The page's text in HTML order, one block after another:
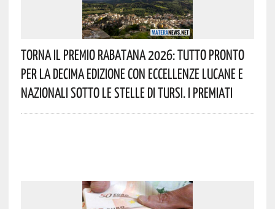
Torna Il Premio Rabatana 2026: Tutto Pronto
Per La Decima Edizione Con Eccellenze Lucane E
Nazionali Sotto Le Stelle Di Tursi. I Premiati